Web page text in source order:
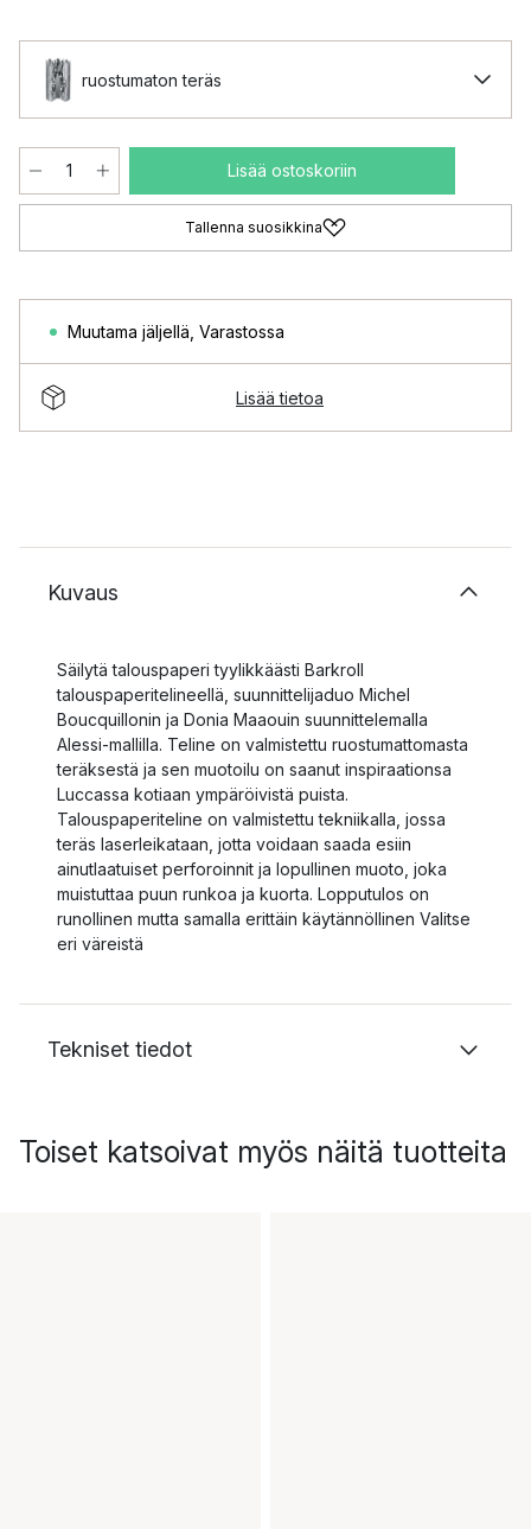
ruostumaton teräs
Lisää ostoskoriin
Tallenna suosikkina
Muutama jäljellä Varastossa
Lisää tietoa
Kuvaus
Säilytä talouspaperi tyylikkäästi Barkroll
talouspaperitelineellä, suunnittelijaduo Michel
Boucquillonin ja Donia Maaouin suunnittelemalla
Alessi-mallilla. Teline on valmistettu ruostumattomasta
teräksestä ja sen muotoilu on saanut inspiraationsa
Luccassa kotiaan ympäröivistä puista.
Talouspaperiteline on valmistettu tekniikalla, jossa
teräs laserleikataan, jotta voidaan saada esiin
ainutlaatuiset perforoinnit ja lopullinen muoto, joka
muistuttaa puun runkoa ja kuorta. Lopputulos on
runollinen mutta samalla erittäin käytännöllinen Valitse
eri väreistä
Tekniset tiedot
Toiset katsoivat myös näitä tuotteita